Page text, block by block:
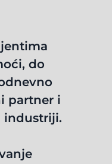
do
partner i
industriji.